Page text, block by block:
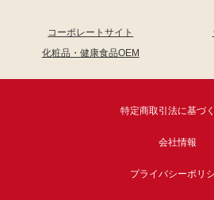
コーポレートサイト
化粧品・健康食品OEM
特定商取引法に基づ
会社情報
プライバシーポリ